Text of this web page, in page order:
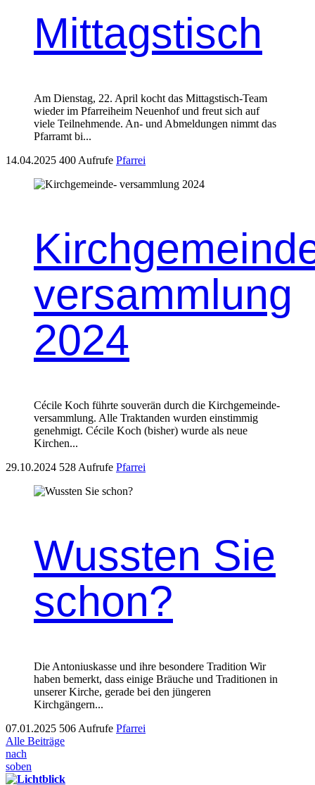
Mittagstisch
Am Dien­stag, 22. April kocht das Mit­tagstisch-Team
wieder im Pfar­rei­heim Neuen­hof und freut sich auf
viele Teil­nehmende. An- und Abmel­dun­gen nimmt das
Pfar­ramt bi...
14.04.2025 400 Aufrufe Pfarrei
versammlung
2024
Cécile Koch führte sou­verän durch die Kirchge­mein­de­
v­er­samm­lung. Alle Trak­tanden wur­den ein­stim­mig
genehmigt. Cécile Koch (bish­er) wurde als neue
Kirchen...
29.10.2024 528 Aufrufe Pfarrei
Wussten Sie
schon?
Die Anto­niuskasse und ihre beson­dere Tra­di­tion Wir
haben bemerkt, dass einige Bräuche und Tra­di­tio­nen in
unser­er Kirche, ger­ade bei den jün­geren
Kirchgängern...
07.01.2025 506 Aufrufe Pfarrei
Alle Beiträge
nach
soben